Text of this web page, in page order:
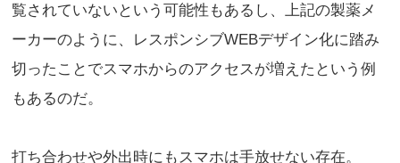
覧されていないという可能性もあるし、上記の製薬メ
ーカーのように、レスポンシブWEBデザイン化に踏み
切ったことでスマホからのアクセスが増えたという例
もあるのだ。
打ち合わせや外出時にもスマホは手放せない存在。